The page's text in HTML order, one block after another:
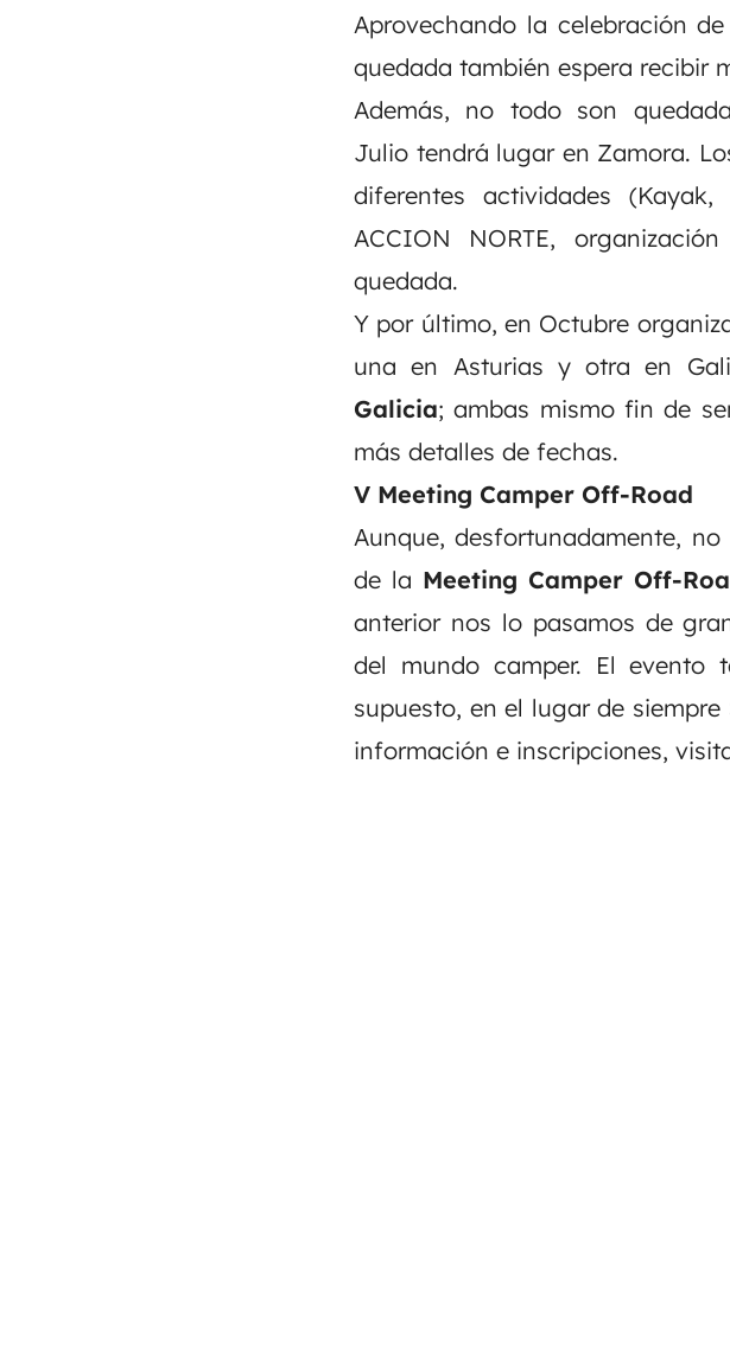
Aprovechando la celebración
quedada también espera recibir
Además, no todo son
Julio tendrá lugar en Zamora.
diferentes actividades
ACCION NORTE,
quedada.
Y por último, en Octubre
una en Asturias y otra en
Galicia; ambas mismo fin de
más detalles de fechas.
V Meeting Camper Off-Road
Aunque, desfortunadamente,
de la Meeting Camper Off-
anterior nos lo pasamos de
del mundo camper. El evento
supuesto, en el lugar de
información e inscripciones,